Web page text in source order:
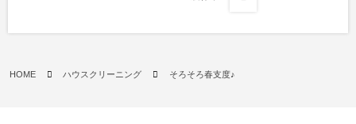
HOME ハウスクリーニング そろそろ春支度♪